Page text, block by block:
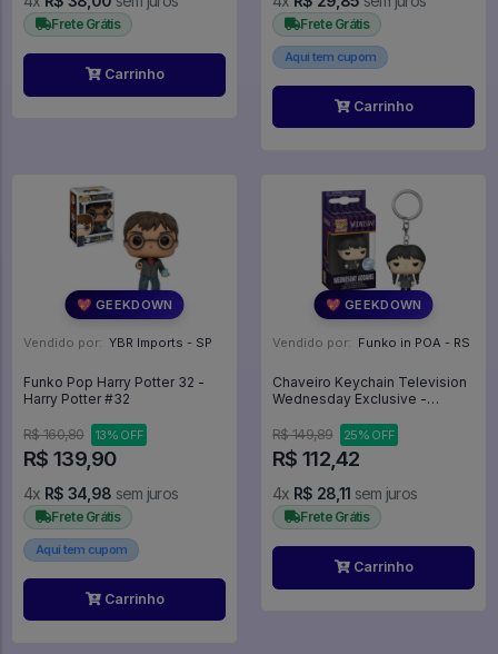
Frete Grátis
Carrinho
Frete Grátis
Aqui tem cupom
Carrinho
💖 GEEKDOWN
Vendido por: YBR Imports - SP
Funko Pop Harry Potter 32 -
Harry Potter #32
R$ 160,80 13% OFF
R$ 139,90
4x R$ 34,98 sem juros
Frete Grátis
Aqui tem cupom
Carrinho
💖 GEEKDOWN
Vendido por: Funko in POA - RS
Chaveiro Keychain Television
Wednesday Exclusive -
Television
R$ 149,89 25% OFF
R$ 112,42
4x R$ 28,11 sem juros
Frete Grátis
Carrinho